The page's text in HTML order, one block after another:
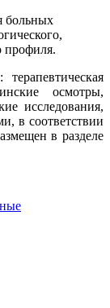
больных
профиля.
осмотры,
исследования,
в соответствии
в разделе